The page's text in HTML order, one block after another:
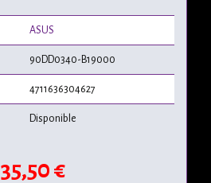
ASUS
90DD0340-B19000
4711636304627
Disponible
35,50 €